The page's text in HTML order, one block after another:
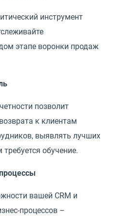
инструмент
этапе воронки продаж
позволит
к клиентам
выявлять лучших
обучение.
вашей CRM и
процессов –